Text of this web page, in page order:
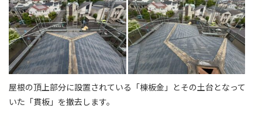
屋根の頂上部分に設置されている「棟板金」とその土台となって
いた「貫板」を撤去します。